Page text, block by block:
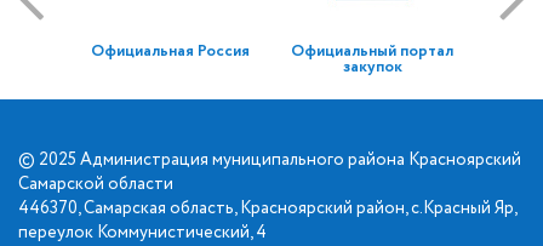
Официальная Россия Официальный портал
закупок
© 2025 Администрация муниципального района Красноярский
Самарской области
446370, Самарская область, Красноярский район, с.Красный Яр,
переулок Коммунистический, 4